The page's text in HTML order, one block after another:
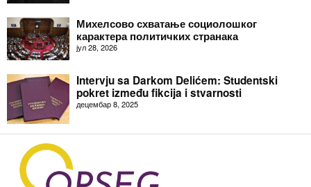
Михелсово схватање социолошког
карактера политичких странака
јул 28, 2026
Intervju sa Darkom Delićem: Studentski
pokret između fikcija i stvarnosti
децембар 8, 2025